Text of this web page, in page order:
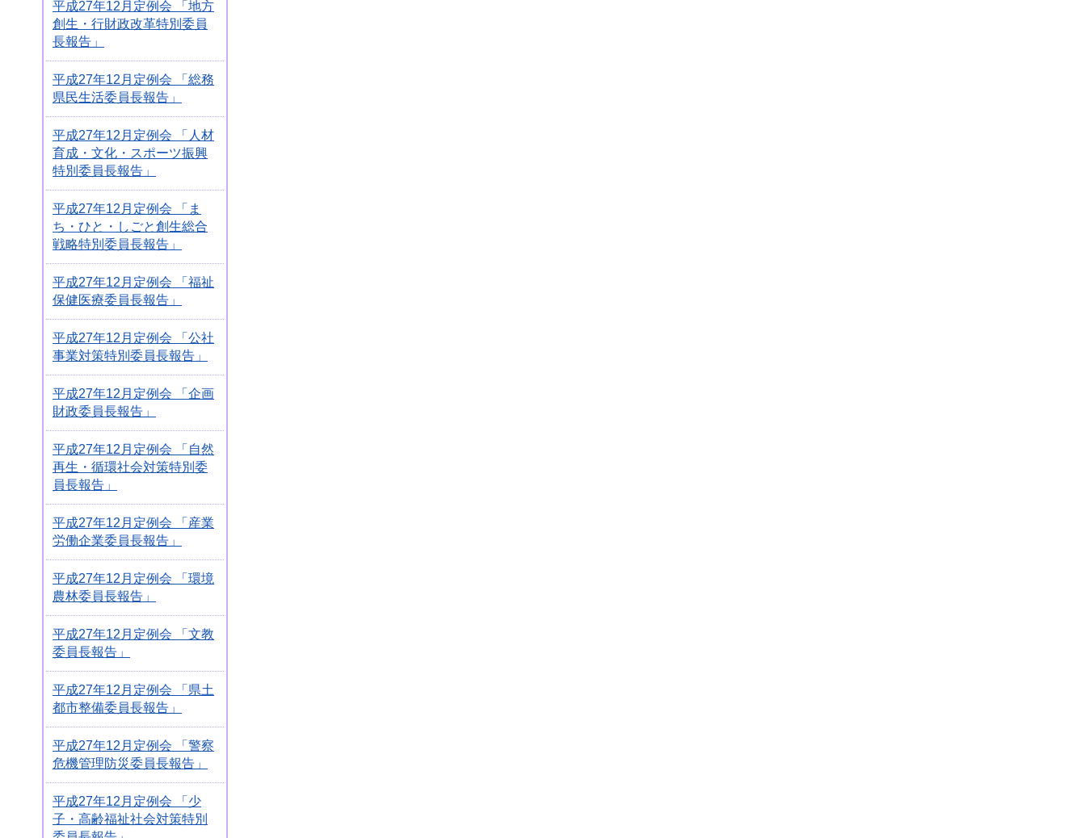
平成27年12月定例会 「地方
創生・行財政改革特別委員
長報告」
平成27年12月定例会 「総務
県民生活委員長報告」
平成27年12月定例会 「人材
育成・文化・スポーツ振興
特別委員長報告」
平成27年12月定例会 「ま
ち・ひと・しごと創生総合
戦略特別委員長報告」
平成27年12月定例会 「福祉
保健医療委員長報告」
平成27年12月定例会 「公社
事業対策特別委員長報告」
平成27年12月定例会 「企画
財政委員長報告」
平成27年12月定例会 「自然
再生・循環社会対策特別委
員長報告」
平成27年12月定例会 「産業
労働企業委員長報告」
平成27年12月定例会 「環境
農林委員長報告」
平成27年12月定例会 「文教
委員長報告」
平成27年12月定例会 「県土
都市整備委員長報告」
平成27年12月定例会 「警察
危機管理防災委員長報告」
平成27年12月定例会 「少
子・高齢福祉社会対策特別